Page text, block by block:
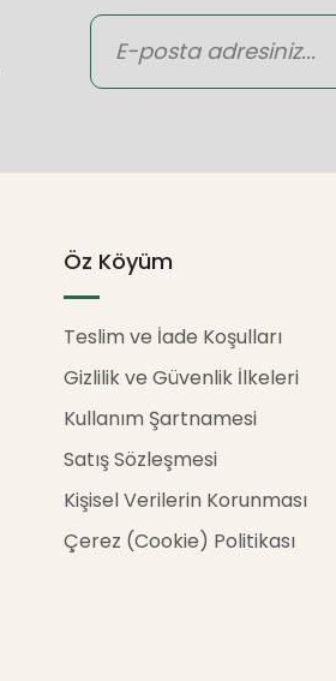
Öz Köyüm
Teslim ve İade Koşulları
Gizlilik ve Güvenlik İlkeleri
Kullanım Şartnamesi
Satış Sözleşmesi
Kişisel Verilerin Korunması
Çerez (Cookie) Politikası